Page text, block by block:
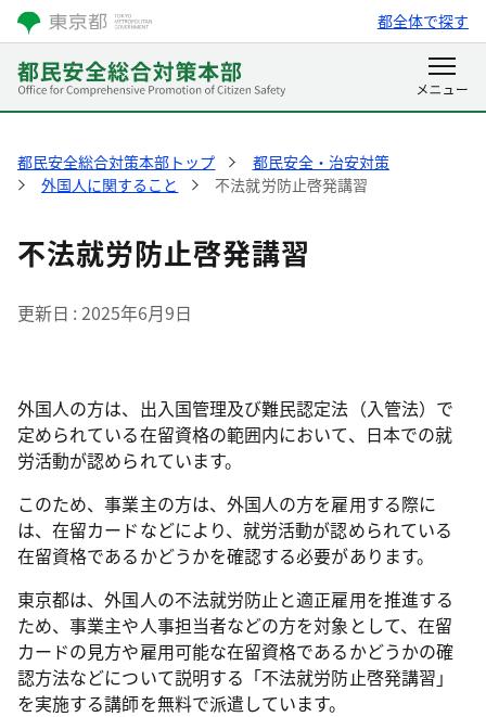
都全体で探す
都民安全総合対策本部トップ
都民安全・治安対策
外国人に関すること
不法就労防止啓発講習
不法就労防止啓発講習
更新日 2025年6月9日
外国人の方は、出入国管理及び難民認定法（入管法）で
定められている在留資格の範囲内において、日本での就
労活動が認められています。
このため、事業主の方は、外国人の方を雇用する際に
は、在留カードなどにより、就労活動が認められている
在留資格であるかどうかを確認する必要があります。
東京都は、外国人の不法就労防止と適正雇用を推進する
ため、事業主や人事担当者などの方を対象として、在留
カードの見方や雇用可能な在留資格であるかどうかの確
認方法などについて説明する「不法就労防止啓発講習」
を実施する講師を無料で派遣しています。